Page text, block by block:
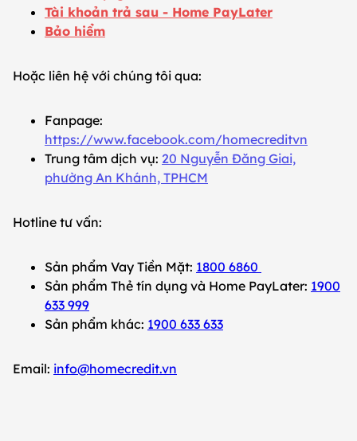
Tài khoản trả sau - Home PayLater
Bảo hiểm
Hoặc liên hệ với chúng tôi qua:
Fanpage:
https://www.facebook.com/homecreditvn
Trung tâm dịch vụ: 20 Nguyễn Đăng Giai,
phường An Khánh, TPHCM
Hotline tư vấn:
Sản phẩm Vay Tiền Mặt: 1800 6860
Sản phẩm Thẻ tín dụng và Home PayLater: 1900
633 999
Sản phẩm khác: 1900 633 633
Email: info@homecredit.vn